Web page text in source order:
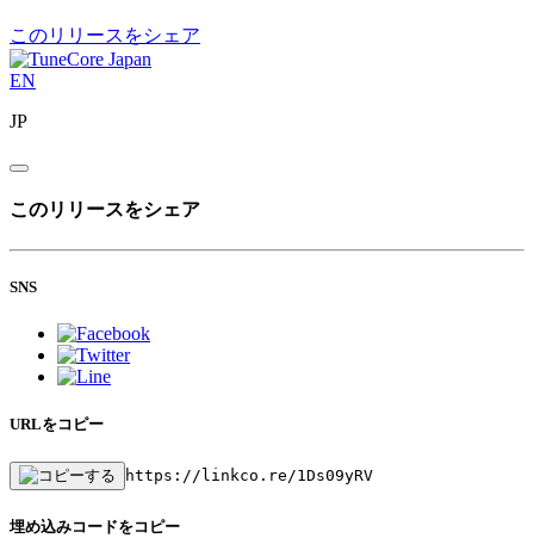
このリリースをシェア
EN
JP
このリリースをシェア
SNS
URLをコピー
https://linkco.re/1Ds09yRV
埋め込みコードをコピー